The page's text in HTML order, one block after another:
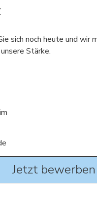
sich noch heute und wir
Stärke.
Jetzt bewerben